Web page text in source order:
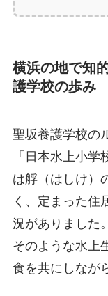
横浜の地で知
護学校の歩み
聖坂養護学校の
「日本水上小
は艀（はしけ）
く、定まった住
況がありました
そのような水上
食を共にしなが